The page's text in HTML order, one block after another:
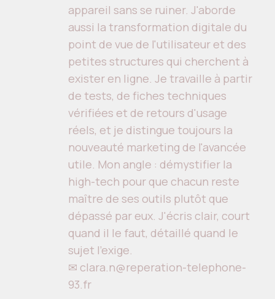
appareil sans se ruiner. J'aborde
aussi la transformation digitale du
point de vue de l'utilisateur et des
petites structures qui cherchent à
exister en ligne. Je travaille à partir
de tests, de fiches techniques
vérifiées et de retours d'usage
réels, et je distingue toujours la
nouveauté marketing de l'avancée
utile. Mon angle : démystifier la
high-tech pour que chacun reste
maître de ses outils plutôt que
dépassé par eux. J'écris clair, court
quand il le faut, détaillé quand le
sujet l'exige.
✉ clara.n@reperation-telephone-
93.fr